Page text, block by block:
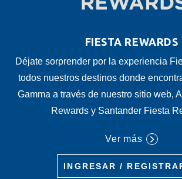
FIESTA REWARDS
Déjate sorprender por la experiencia
todos nuestros destinos donde
Gamma a través de nuestro sitio web,
Rewards y Santander Fiesta
Ver más
INGRESAR /